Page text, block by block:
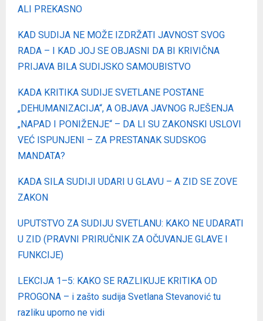
ALI PREKASNO
KAD SUDIJA NE MOŽE IZDRŽATI JAVNOST SVOG
RADA – I KAD JOJ SE OBJASNI DA BI KRIVIČNA
PRIJAVA BILA SUDIJSKO SAMOUBISTVO
KADA KRITIKA SUDIJE SVETLANE POSTANE
„DEHUMANIZACIJA“, A OBJAVA JAVNOG RJEŠENJA
„NAPAD I PONIŽENJE“ – DA LI SU ZAKONSKI USLOVI
VEĆ ISPUNJENI – ZA PRESTANAK SUDSKOG
MANDATA?
KADA SILA SUDIJI UDARI U GLAVU – A ZID SE ZOVE
ZAKON
UPUTSTVO ZA SUDIJU SVETLANU: KAKO NE UDARATI
U ZID (PRAVNI PRIRUČNIK ZA OČUVANJE GLAVE I
FUNKCIJE)
LEKCIJA 1–5: KAKO SE RAZLIKUJE KRITIKA OD
PROGONA – i zašto sudija Svetlana Stevanović tu
razliku uporno ne vidi